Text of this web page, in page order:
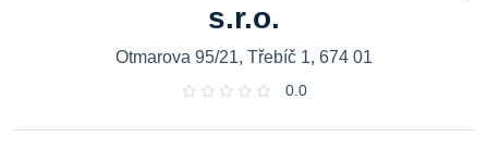
s.r.o.
Otmarova 95/21, Třebíč 1, 674 01
0.0